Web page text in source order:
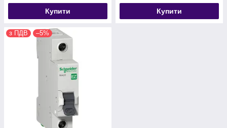
Купити Купити
з ПДВ –5%